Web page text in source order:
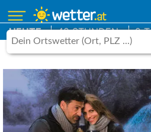
HEUTE 48 STUNDEN 9